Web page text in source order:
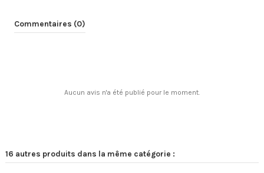
Commentaires (0)
Aucun avis n'a été publié pour le moment.
16 autres produits dans la même catégorie :